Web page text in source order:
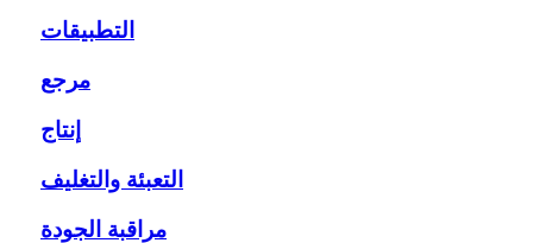
التطبيقات
مرجع
إنتاج
التعبئة والتغليف
مراقبة الجودة